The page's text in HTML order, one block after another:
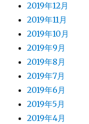
2019年12月
2019年11月
2019年10月
2019年9月
2019年8月
2019年7月
2019年6月
2019年5月
2019年4月